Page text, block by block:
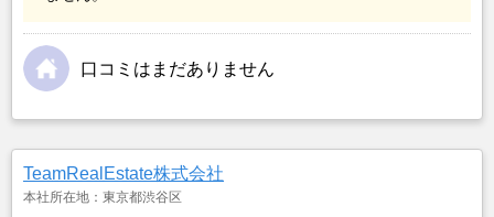
口コミはまだありません
TeamRealEstate株式会社
本社所在地：東京都渋谷区